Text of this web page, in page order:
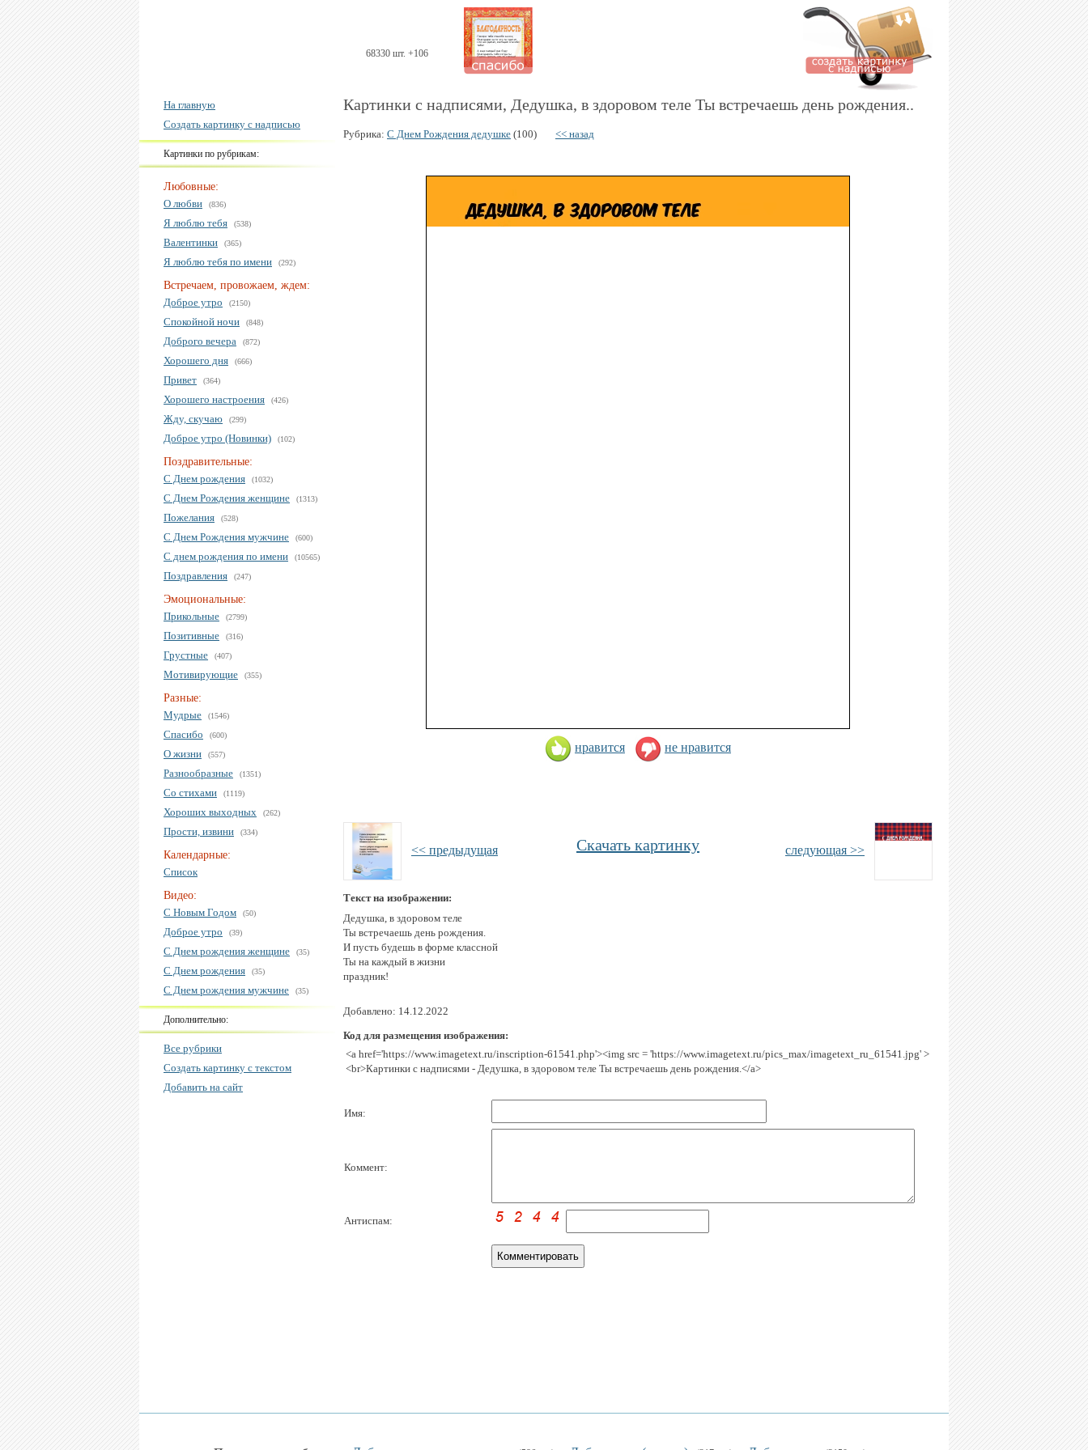
68330 шт. +106
На главную
Создать картинку с надписью
Картинки по рубрикам:
Любовные:
О любви
(836)
Я люблю тебя (538)
Валентинки (365)
Я люблю тебя по имени (292)
Встречаем, провожаем, ждем:
Доброе утро
(2150)
Спокойной ночи (848)
Доброго вечера (872)
Хорошего дня (666)
Привет (364)
Хорошего настроения (426)
Жду, скучаю (299)
Доброе утро (Новинки) (102)
Поздравительные:
С Днем рождения
(1032)
С Днем Рождения женщине (1313)
Пожелания (528)
С Днем Рождения мужчине (600)
С днем рождения по имени (10565)
Поздравления (247)
Эмоциональные:
Прикольные
(2799)
Позитивные (316)
Грустные (407)
Мотивирующие (355)
Разные:
Мудрые
(1546)
Спасибо (600)
О жизни (557)
Разнообразные (1351)
Со стихами (1119)
Хороших выходных (262)
Прости, извини (334)
Календарные:
Список
Видео:
С Новым Годом
(50)
Доброе утро (39)
С Днем рождения женщине (35)
С Днем рождения (35)
С Днем рождения мужчине (35)
Дополнительно:
Все рубрики
Создать картинку с текстом
Добавить на сайт
Картинки с надписями, Дедушка, в здоровом теле Ты встречаешь день рождения..
Рубрика: С Днем Рождения дедушке (100) << назад
нравится не нравится
<< предыдущая следующая >>
Скачать картинку
Текст на изображении:
Дедушка, в здоровом теле
Ты встречаешь день рождения.
И пусть будешь в форме классной
Ты на каждый в жизни
праздник!
Добавлено: 14.12.2022
Код для размещения изображения:
<a href='https://www.imagetext.ru/inscription-61541.php'><img src = 'https://www.imagetext.ru/pics_max/imagetext_ru_61541.jpg' >
<br>Картинки с надписями - Дедушка, в здоровом теле Ты встречаешь день рождения.</a>
Имя:
Коммент:
Антиспам: